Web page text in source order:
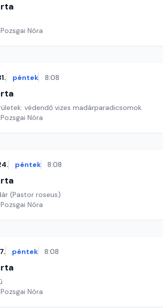
Nóra
péntek 8:08
védendő vizes madárparadicsomok
Nóra
péntek 8:08
(Pastor roseus)
Nóra
péntek 8:08
Nóra